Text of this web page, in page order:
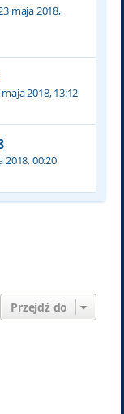
maja 2018,
2018, 13:12
2018, 00:20
Przejdź do